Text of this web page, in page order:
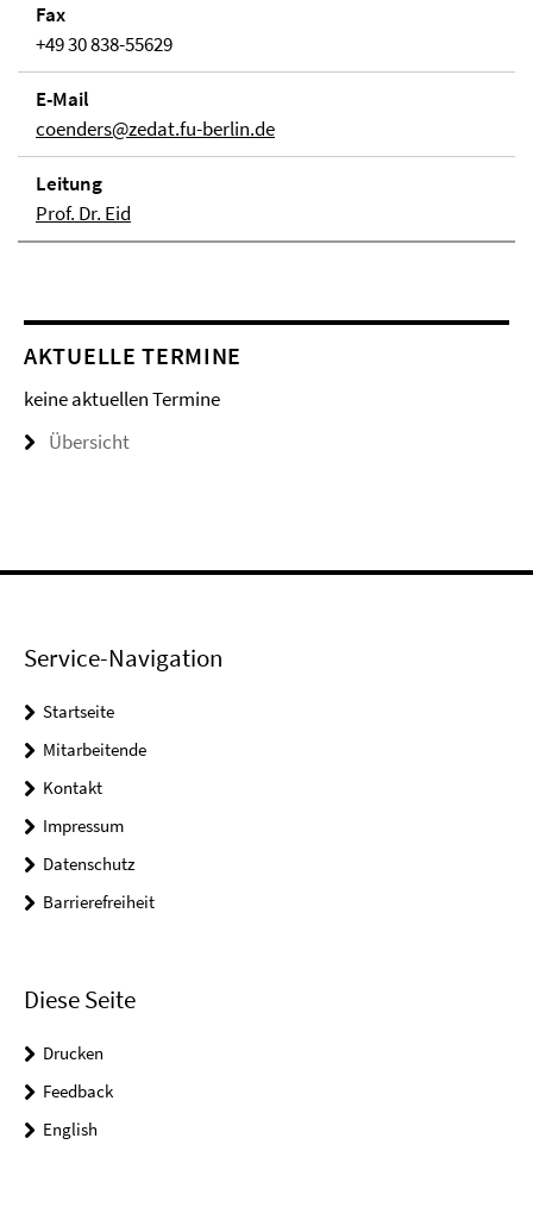
Fax
+49 30 838-55629
E-Mail
coenders@zedat.fu-berlin.de
Lei­tung
Prof. Dr. Eid
AKTUELLE TERMINE
keine aktuellen Termine
Übersicht
Service-Navigation
Startseite
Mitarbeitende
Kontakt
Impressum
Datenschutz
Barrierefreiheit
Diese Seite
Drucken
Feedback
English